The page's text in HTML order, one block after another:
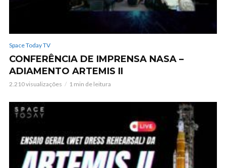
Space Today TV
CONFERÊNCIA DE IMPRENSA NASA –
ADIAMENTO ARTEMIS II
2.210 visualizações 1 min de leitura